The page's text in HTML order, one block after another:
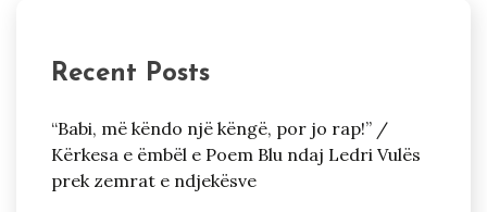
Recent Posts
“Babi, më këndo një këngë, por jo rap!” /
Kërkesa e ëmbël e Poem Blu ndaj Ledri Vulës
prek zemrat e ndjekësve